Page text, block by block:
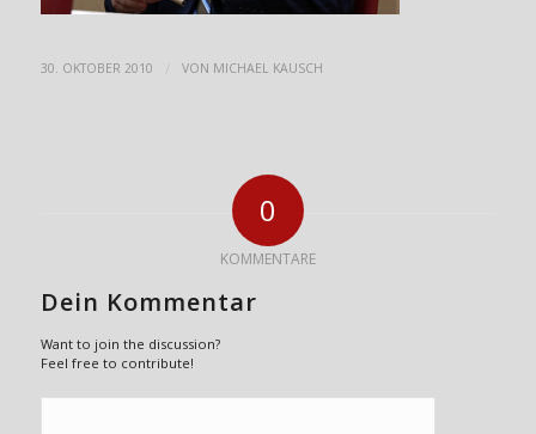
30. OKTOBER 2010 VON MICHAEL KAUSCH
0
KOMMENTARE
Dein Kommentar
Want to join the discussion?
Feel free to contribute!